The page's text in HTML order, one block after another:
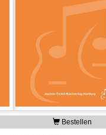
Bestellen